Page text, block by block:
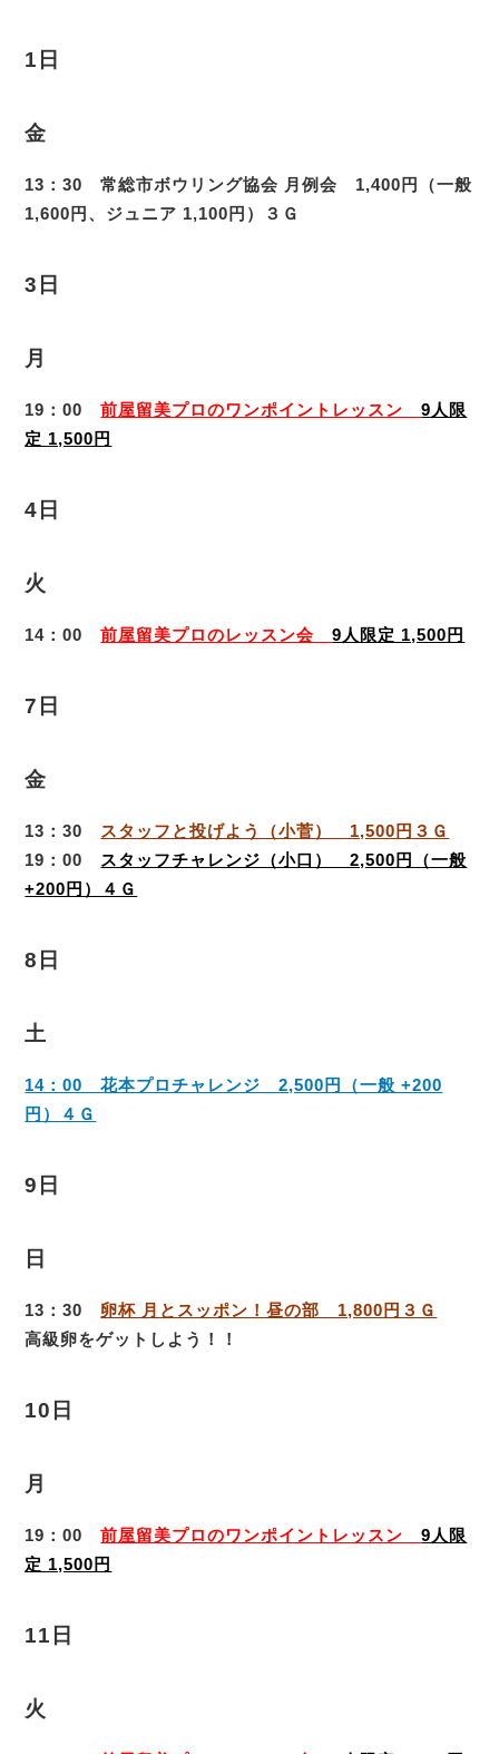
1日
金
13：30 常総市ボウリング協会 月例会 1,400円（一般
1,600円、ジュニア 1,100円）３Ｇ
3日
月
19：00前屋留美プロのワンポイントレッスン9人限
定 1,500円
4日
火
14：00前屋留美プロのレッスン会9人限定 1,500円
7日
金
13：30 スタッフと投げよう（小菅） 1,500円３Ｇ
19：00 スタッフチャレンジ（小口） 2,500円（一般
+200円）４Ｇ
8日
土
14：00 花本プロチャレンジ 2,500円（一般 +200
円）４Ｇ
9日
日
13：30 卵杯 月とスッポン！昼の部 1,800円３Ｇ
高級卵をゲットしよう！！
10日
月
19：00前屋留美プロのワンポイントレッスン9人限
定 1,500円
11日
火